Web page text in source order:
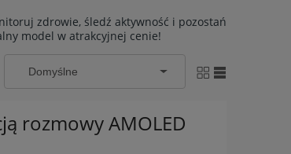
zdrowie, śledź aktywność i pozostań
model w atrakcyjnej cenie!
rozmowy AMOLED